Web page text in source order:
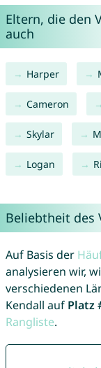
Eltern, die den
auch
Harper
Cameron
Skylar
Logan
Beliebtheit des
Auf Basis der
analysieren wir,
verschiedenen
Kendall auf Platz
Rangliste.